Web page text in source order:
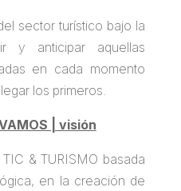
sector turístico bajo la
y anticipar aquellas
en cada momento
los primeros.
| visión
& TURISMO basada
en la creación de